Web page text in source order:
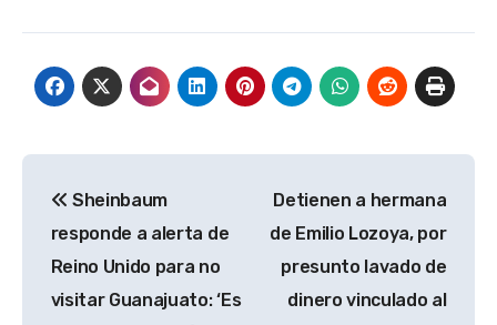
de
entradas
Sheinbaum
responde a alerta de
Reino Unido para no
visitar Guanajuato: ‘Es
Detienen a hermana
de Emilio Lozoya, por
presunto lavado de
dinero vinculado al